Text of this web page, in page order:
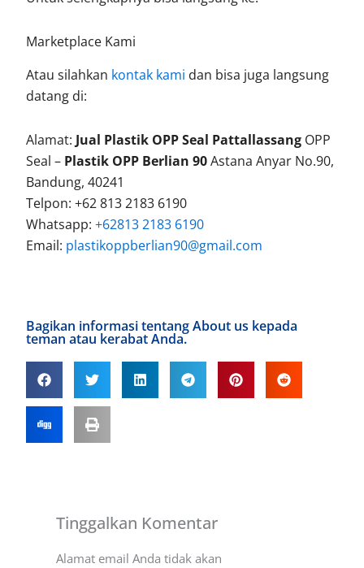
Marketplace Kami
Atau silahkan kontak kami dan bisa juga langsung
datang di:
Alamat: Jual Plastik OPP Seal Pattallassang OPP
Seal – Plastik OPP Berlian 90Astana Anyar No.90,
Bandung, 40241
Telpon: +62 813 2183 6190
Whatsapp:+62813 2183 6190
Email: plastikoppberlian90@gmail.com
Bagikan informasi tentang About us kepada
teman atau kerabat Anda.
Tinggalkan Komentar
Alamat email Anda tidak akan